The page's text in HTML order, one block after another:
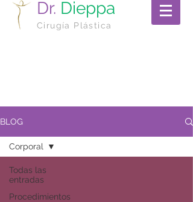
Dr. Dieppa
Cirugía Plástica
BLOG
Todas las
entradas
Procedimientos
Corporal